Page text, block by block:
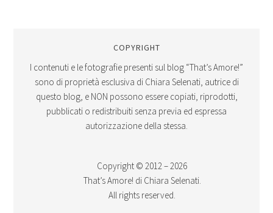
COPYRIGHT
I contenuti e le fotografie presenti sul blog “That’s Amore!”
sono di proprietà esclusiva di Chiara Selenati, autrice di
questo blog, e NON possono essere copiati, riprodotti,
pubblicati o redistribuiti senza previa ed espressa
autorizzazione della stessa.
Copyright © 2012 – 2026
That’s Amore! di Chiara Selenati.
All rights reserved.